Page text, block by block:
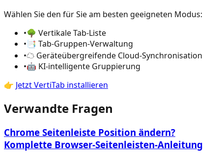
Wählen Sie den für Sie am besten geeigneten Modus:
•🌳 Vertikale Tab-Liste
• 📑 Tab-Gruppen-Verwaltung
•☁️ Geräteübergreifende Cloud-Synchronisation
•🤖 KI-intelligente Gruppierung
👉 Jetzt VertiTab installieren
Verwandte Fragen
Chrome Seitenleiste Position ändern?
Komplette Browser-Seitenleisten-Anleitung